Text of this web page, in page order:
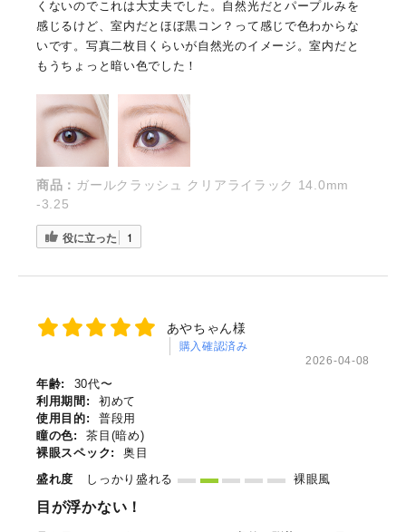
くないのでこれは大丈夫でした。自然光だとパープルみを
感じるけど、室内だとほぼ黒コン？って感じで色わからな
いです。写真二枚目くらいが自然光のイメージ。室内だと
もうちょっと暗い色でした！
商品： ガールクラッシュ クリアライラック 14.0mm
-3.25
役に立った 1
あやちゃん様
購入確認済み
2026-04-08
年齢:
30代〜
利用期間:
初めて
使用目的:
普段用
瞳の色:
茶目(暗め)
裸眼スペック:
奥目
盛れ度
しっかり盛れる 裸眼風
目が浮かない！